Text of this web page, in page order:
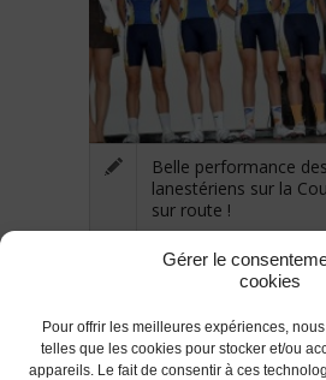
Gérer le
cookies
Pour offrir les meilleures expériences,
telles que les cookies pour stocker et/ou
appareils. Le fait de consentir à ces
Belle performance
lanestériens sur la
sur route !